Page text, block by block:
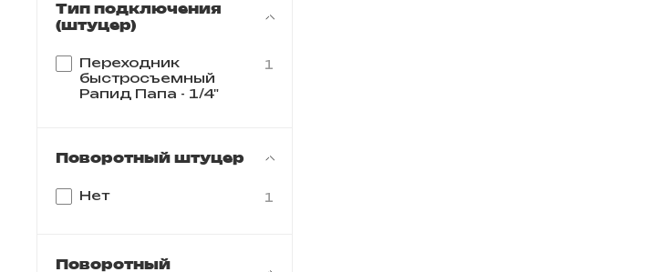
Тип подключения
(штуцер)
Переходник
быстросъемный
Рапид Папа - 1/4"
1
Поворотный штуцер
Нет 1
Поворотный